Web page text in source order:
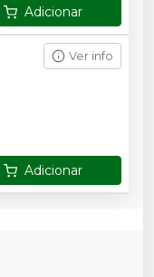
Adicionar
Ver info
Adicionar